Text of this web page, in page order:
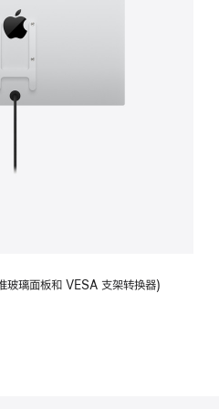
璃面板和 VESA 支架转换器)